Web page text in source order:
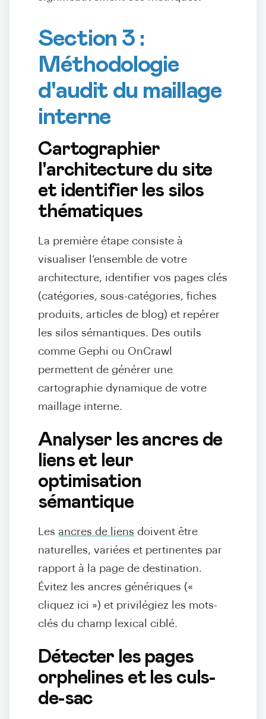
Section 3 :
Méthodologie
d'audit du maillage
interne
Cartographier
l'architecture du site
et identifier les silos
thématiques
La première étape consiste à
visualiser l’ensemble de votre
architecture, identifier vos pages clés
(catégories, sous-catégories, fiches
produits, articles de blog) et repérer
les silos sémantiques. Des outils
comme Gephi ou OnCrawl
permettent de générer une
cartographie dynamique de votre
maillage interne.
Analyser les ancres de
liens et leur
optimisation
sémantique
Les ancres de liens doivent être
naturelles, variées et pertinentes par
rapport à la page de destination.
Évitez les ancres génériques («
cliquez ici ») et privilégiez les mots-
clés du champ lexical ciblé.
Détecter les pages
orphelines et les culs-
de-sac